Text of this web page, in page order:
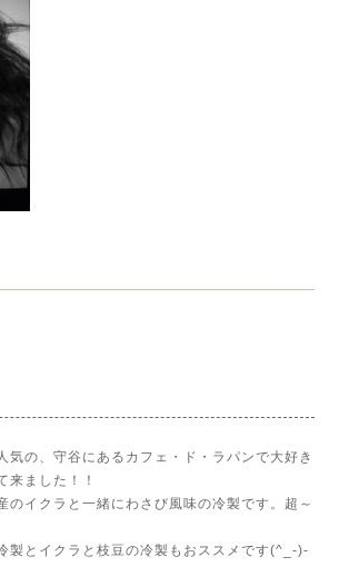
気の、守谷にあるカフェ・ド・ラパンで大好き
来ました！！
のイクラと一緒にわさび風味の冷製です。超～
製とイクラと枝豆の冷製もおススメです(^_-)-